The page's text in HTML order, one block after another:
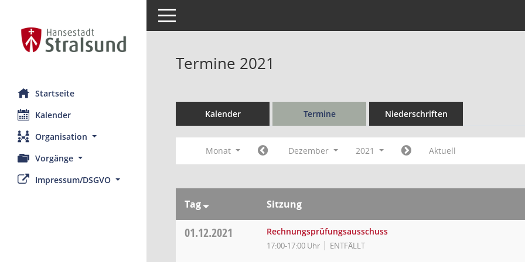
Startseite
Kalender
Organisation
Vorgänge
Impressum/DSGVO
Toggle navigation
Termine 2021
Kalender Termine Niederschriften
Monat Dezember 2021 Aktuell
Tag Sitzung
01.12.2021 Rechnungsprüfungsausschuss
17:00-17:00 Uhr ENTFÄLLT